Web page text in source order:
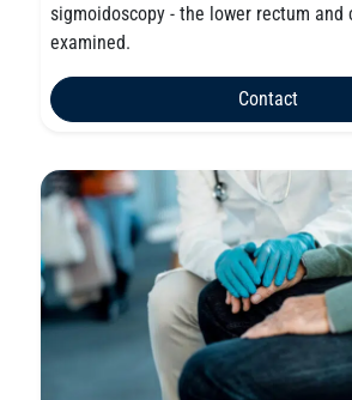
sigmoidoscopy - the lower rectum and
examined.
Contact